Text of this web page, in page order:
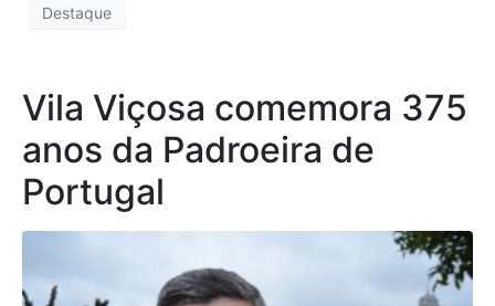
Destaque
Vila Viçosa comemora 375
anos da Padroeira de
Portugal